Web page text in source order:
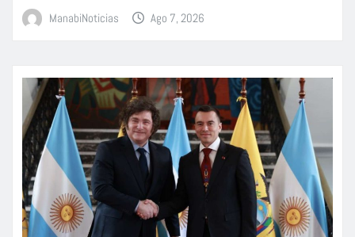
ManabiNoticias Ago 7, 2026